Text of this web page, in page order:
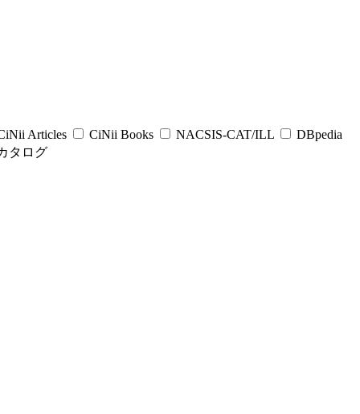
Articles CiNii Books NACSIS-CAT/ILL
DBpedia
タログ